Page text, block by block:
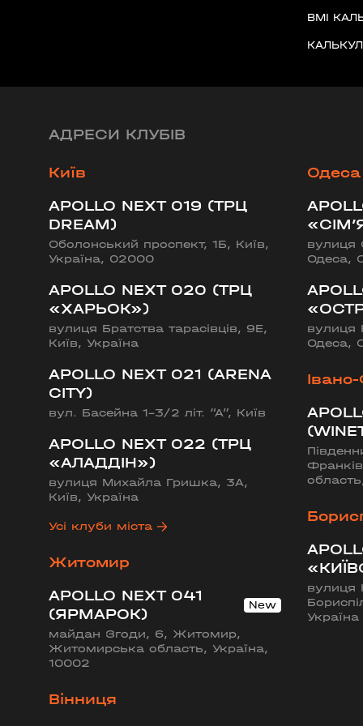
APOLLO NEXT 027 (ЦУМ
BMI
АДРЕСИ КЛУБІВ
Київ
APOLLO NEXT 019 (ТРЦ
DREAM)
Оболонський проспект, 1Б, Київ,
Україна, 02000
APOLLO NEXT 020 (ТРЦ
«ХАРЬОК»)
вулиця Братства тарасівців, 9Е,
Київ, Україна
APOLLO NEXT 021 (ARENA
CITY)
вул. Басейна 1-3/2 літ. “А”, Київ
APOLLO NEXT 022 (ТРЦ
«АЛАДДІН»)
вулиця Михайла Гришка, 3А,
Київ, Україна
Усі клуби міста
Одеса
вулиця
Одеса,
вулиця
Одеса,
Житомир
APOLLO NEXT 041
(ЯРМАРОК)
майдан Згоди, 6, Житомир,
Житомирська область, Україна,
10002
Вінниця
вулиця
Україна